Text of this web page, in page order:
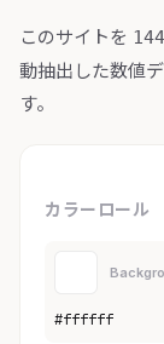
このサイトを
動抽出した数値
す。
カラーロール
#ffffff